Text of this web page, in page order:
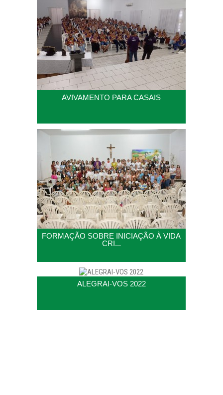
AVIVAMENTO PARA CASAIS
FORMAÇÃO SOBRE INICIAÇÃO À VIDA
CRI...
ALEGRAI-VOS 2022